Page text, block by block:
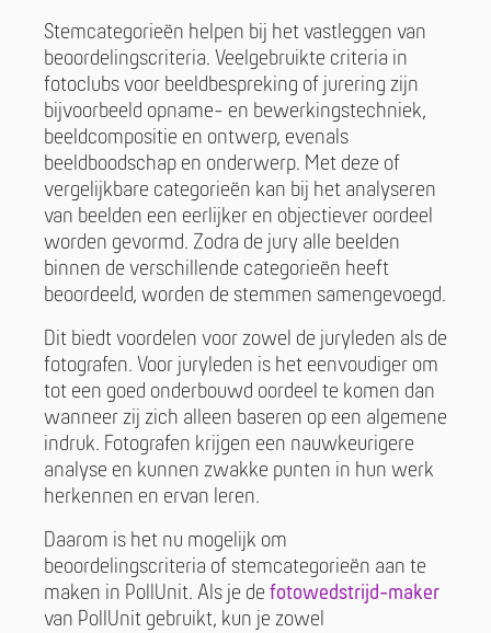
Stemcategorieën helpen bij het vastleggen van
beoordelingscriteria. Veelgebruikte criteria in
fotoclubs voor beeldbespreking of jurering zijn
bijvoorbeeld opname- en bewerkingstechniek,
beeldcompositie en ontwerp, evenals
beeldboodschap en onderwerp. Met deze of
vergelijkbare categorieën kan bij het analyseren
van beelden een eerlijker en objectiever oordeel
worden gevormd. Zodra de jury alle beelden
binnen de verschillende categorieën heeft
beoordeeld, worden de stemmen samengevoegd.
Dit biedt voordelen voor zowel de juryleden als de
fotografen. Voor juryleden is het eenvoudiger om
tot een goed onderbouwd oordeel te komen dan
wanneer zij zich alleen baseren op een algemene
indruk. Fotografen krijgen een nauwkeurigere
analyse en kunnen zwakke punten in hun werk
herkennen en ervan leren.
Daarom is het nu mogelijk om
beoordelingscriteria of stemcategorieën aan te
maken in PollUnit. Als je de fotowedstrijd-maker
van PollUnit gebruikt, kun je zowel